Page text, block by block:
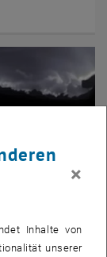
×
Inhalte von
unserer